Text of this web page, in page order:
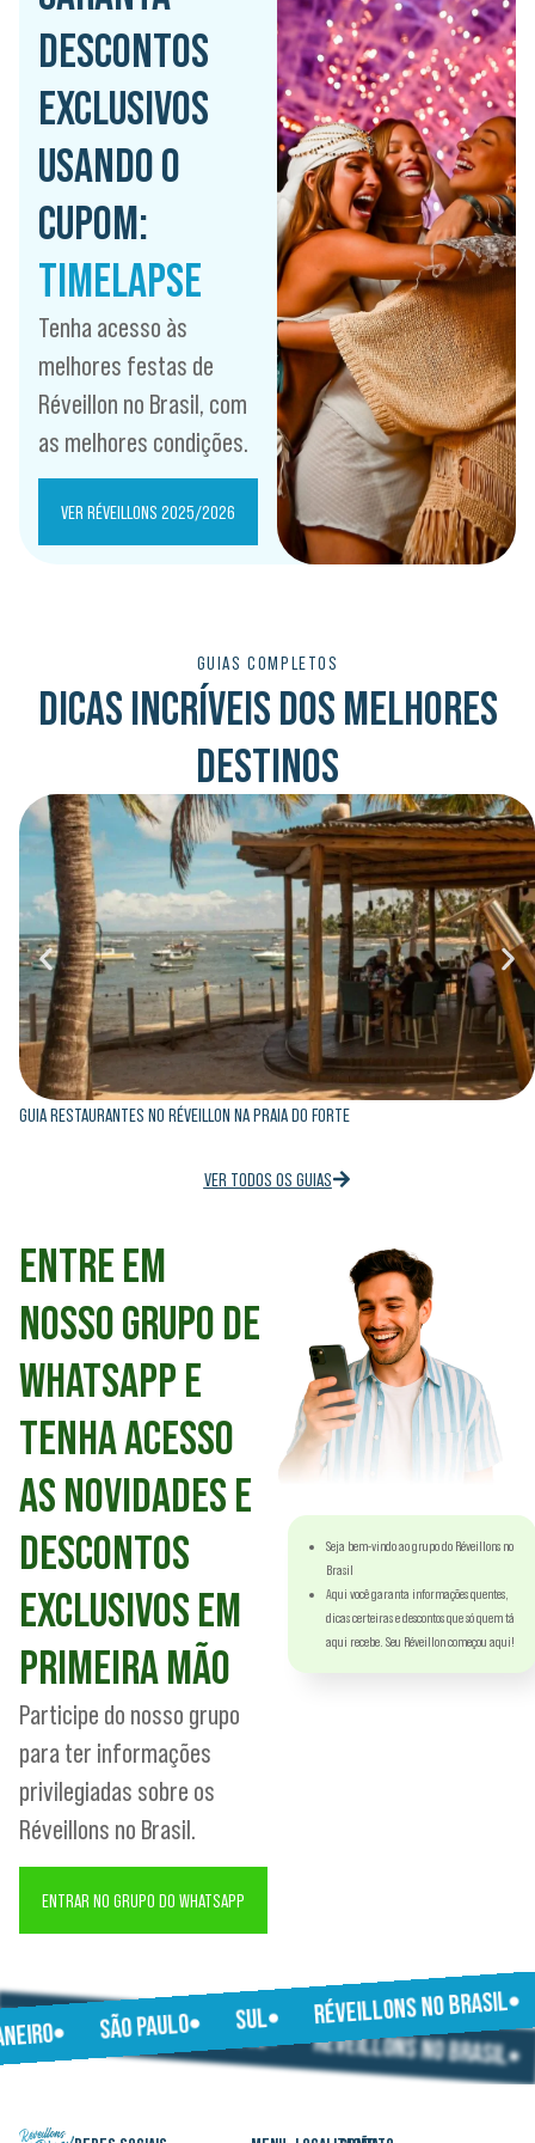
DESCONTOS
EXCLUSIVOS
USANDO O
CUPOM:
TIMELAPSE
Tenha acesso às
melhores festas de
Réveillon no Brasil, com
as melhores condições.
VER RÉVEILLONS 2025/2026
GUIA RESTAURANTES NO RÉVEILLON NA PRAIA DO FORTE
VER TODOS OS GUIAS
GUIAS COMPLETOS
DICAS INCRÍVEIS DOS MELHORES
DESTINOS
ENTRE EM
NOSSO GRUPO DE
WHATSAPP E
TENHA ACESSO
AS NOVIDADES E
DESCONTOS
EXCLUSIVOS EM
PRIMEIRA MÃO
Participe do nosso grupo
para ter informações
privilegiadas sobre os
Réveillons no Brasil.
ENTRAR NO GRUPO DO WHATSAPP
Seja bem-vindo ao grupo do Réveillons no
Brasil
Aqui você garanta informações quentes,
dicas certeiras e descontos que só quem tá
aqui recebe. Seu Réveillon começou aqui!
SÃO PAULO SUL RÉVEILLONS NO BRASIL
SÃO PAULO SUL RÉVEILLONS NO BRASIL